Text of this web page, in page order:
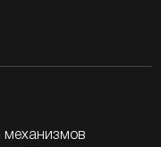
механизмов